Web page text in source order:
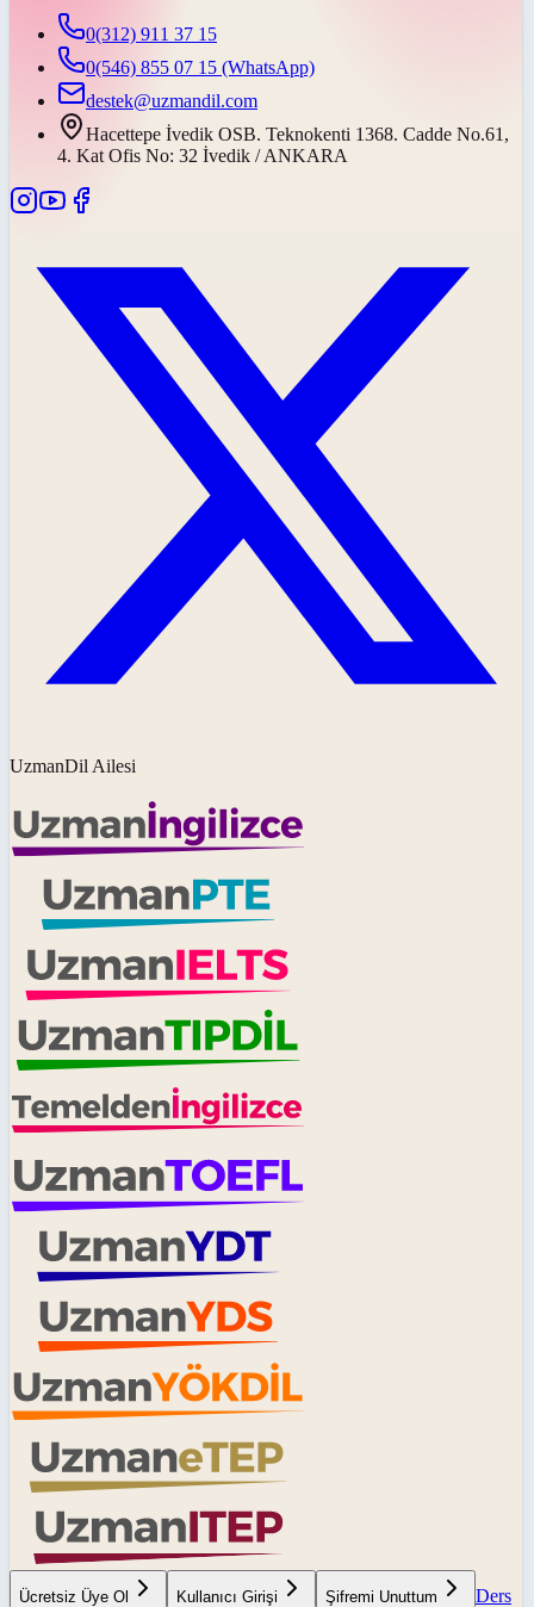
0(312) 911 37 15
0(546) 855 07 15 (WhatsApp)
destek@uzmandil.com
Hacettepe İvedik OSB. Teknokenti 1368. Cadde No.61,
4. Kat Ofis No: 32 İvedik / ANKARA
UzmanDil Ailesi
Ücretsiz Üye Ol Kullanıcı Girişi Şifremi Unuttum
Ders